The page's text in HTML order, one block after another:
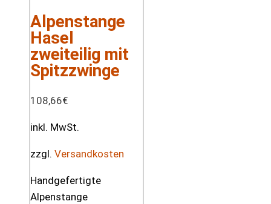
Alpenstange
Hasel
zweiteilig mit
Spitzzwinge
108,66€
inkl. MwSt.
zzgl. Versandkosten
Handgefertigte
Alpenstange